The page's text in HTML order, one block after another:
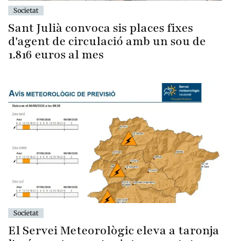
Societat
Sant Julià convoca sis places fixes
d'agent de circulació amb un sou de
1.816 euros al mes
Societat
El Servei Meteorològic eleva a taronja